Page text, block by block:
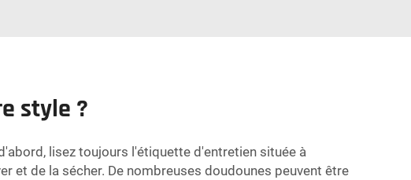
style ?
lisez toujours l'étiquette d'entretien située à
et de la sécher. De nombreuses doudounes peuvent être